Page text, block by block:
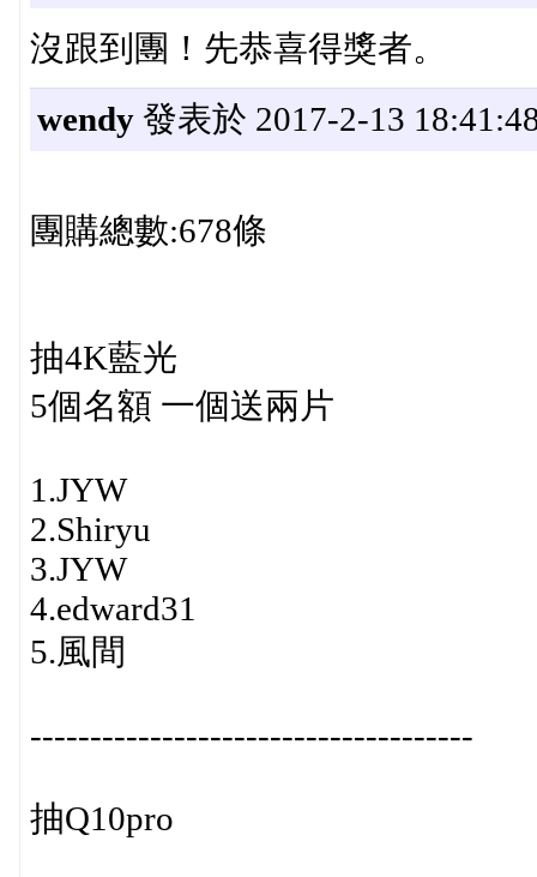
沒跟到團！先恭喜得獎者。
wendy發表於 2017-2-13
團購總數:678條
抽4K藍光
5個名額 一個送兩片
1.JYW
2.Shiryu
3.JYW
4.edward31
5.風間
-------------------------------------
抽Q10pro